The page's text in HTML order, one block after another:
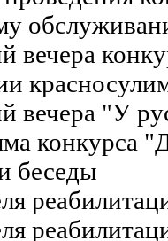
вечера
вечера "У
конкурса
беседы